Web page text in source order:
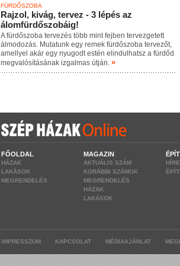
FÜRDŐSZOBA
Rajzol, kivág, tervez - 3 lépés az
álomfürdőszobáig!
A fürdőszoba tervezés több mint fejben tervezgetett
álmodozás. Mutatunk egy remek fürdőszoba tervezőt,
amellyel akár egy nyugodt estén elindulhatsz a fürdőd
megvalósításának izgalmas útján. »
FŐOLDAL
HÁZAK
LAKÁSOK
MEGRENDELÉS
MAGAZIN
AKTUÁLIS SZÁM
KORÁBBI SZÁMOK
MEGRENDELÉS
HÁZAK
LAKÁSOK
IMPRESSZUM KAPCSOLAT MÉDIAAJÁNLAT